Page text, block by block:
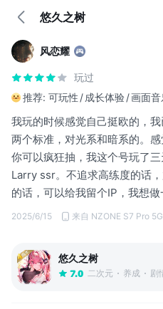
悠久之树
风恋耀
玩过
推荐: 可玩性 成长体验 画面音
我玩的时候感觉自己挺欧的，
两个标准，对光系和暗系的。感
你可以疯狂抽，我这个号玩了
Larry ssr。不追求高练度的话
的话，可以给我留个IP，我想
2025/6/15 来自 NZONE S7 Pro 5G
悠久之树
7.0 二次元 养成 剧